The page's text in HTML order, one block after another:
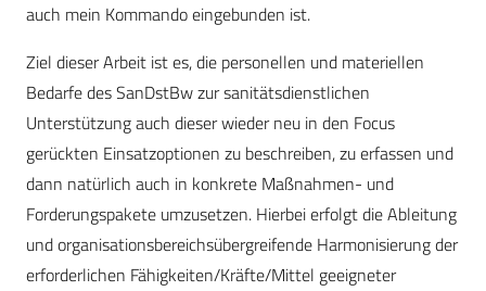
auch mein Kommando eingebunden ist.
Ziel dieser Arbeit ist es, die personellen und materiellen
Bedarfe des SanDstBw zur sanitätsdienstlichen
Unterstützung auch dieser wieder neu in den Focus
gerückten Einsatzoptionen zu beschreiben, zu erfassen und
dann natürlich auch in konkrete Maßnahmen- und
Forderungspakete umzusetzen. Hierbei erfolgt die Ableitung
und organisa­tions­bereichsübergreifende Harmonisierung der
erforderlichen Fähigkeiten/Kräfte/Mittel ge­eigneter